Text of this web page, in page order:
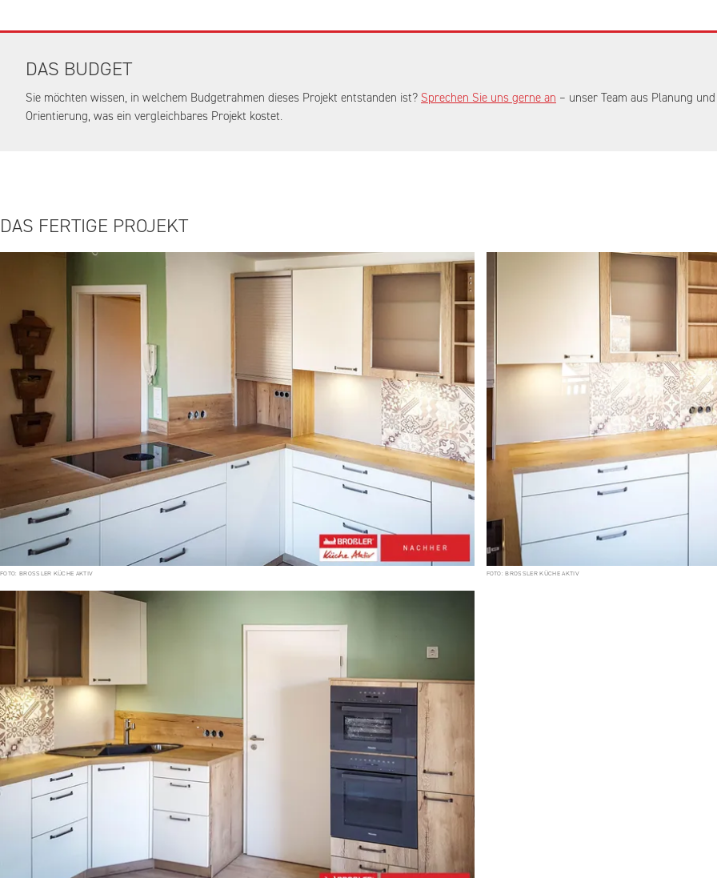
DAS BUDGET
Sie möchten wissen, in welchem Budgetrahmen dieses Projekt entstanden ist? Sprechen Sie uns gerne an – unser Team aus Planung
Orientierung, was ein vergleichbares Projekt kostet.
DAS FERTIGE PROJEKT
FOTO: BROSSLER KÜCHE AKTIV FOTO: BROSSLER KÜCHE AKTIV